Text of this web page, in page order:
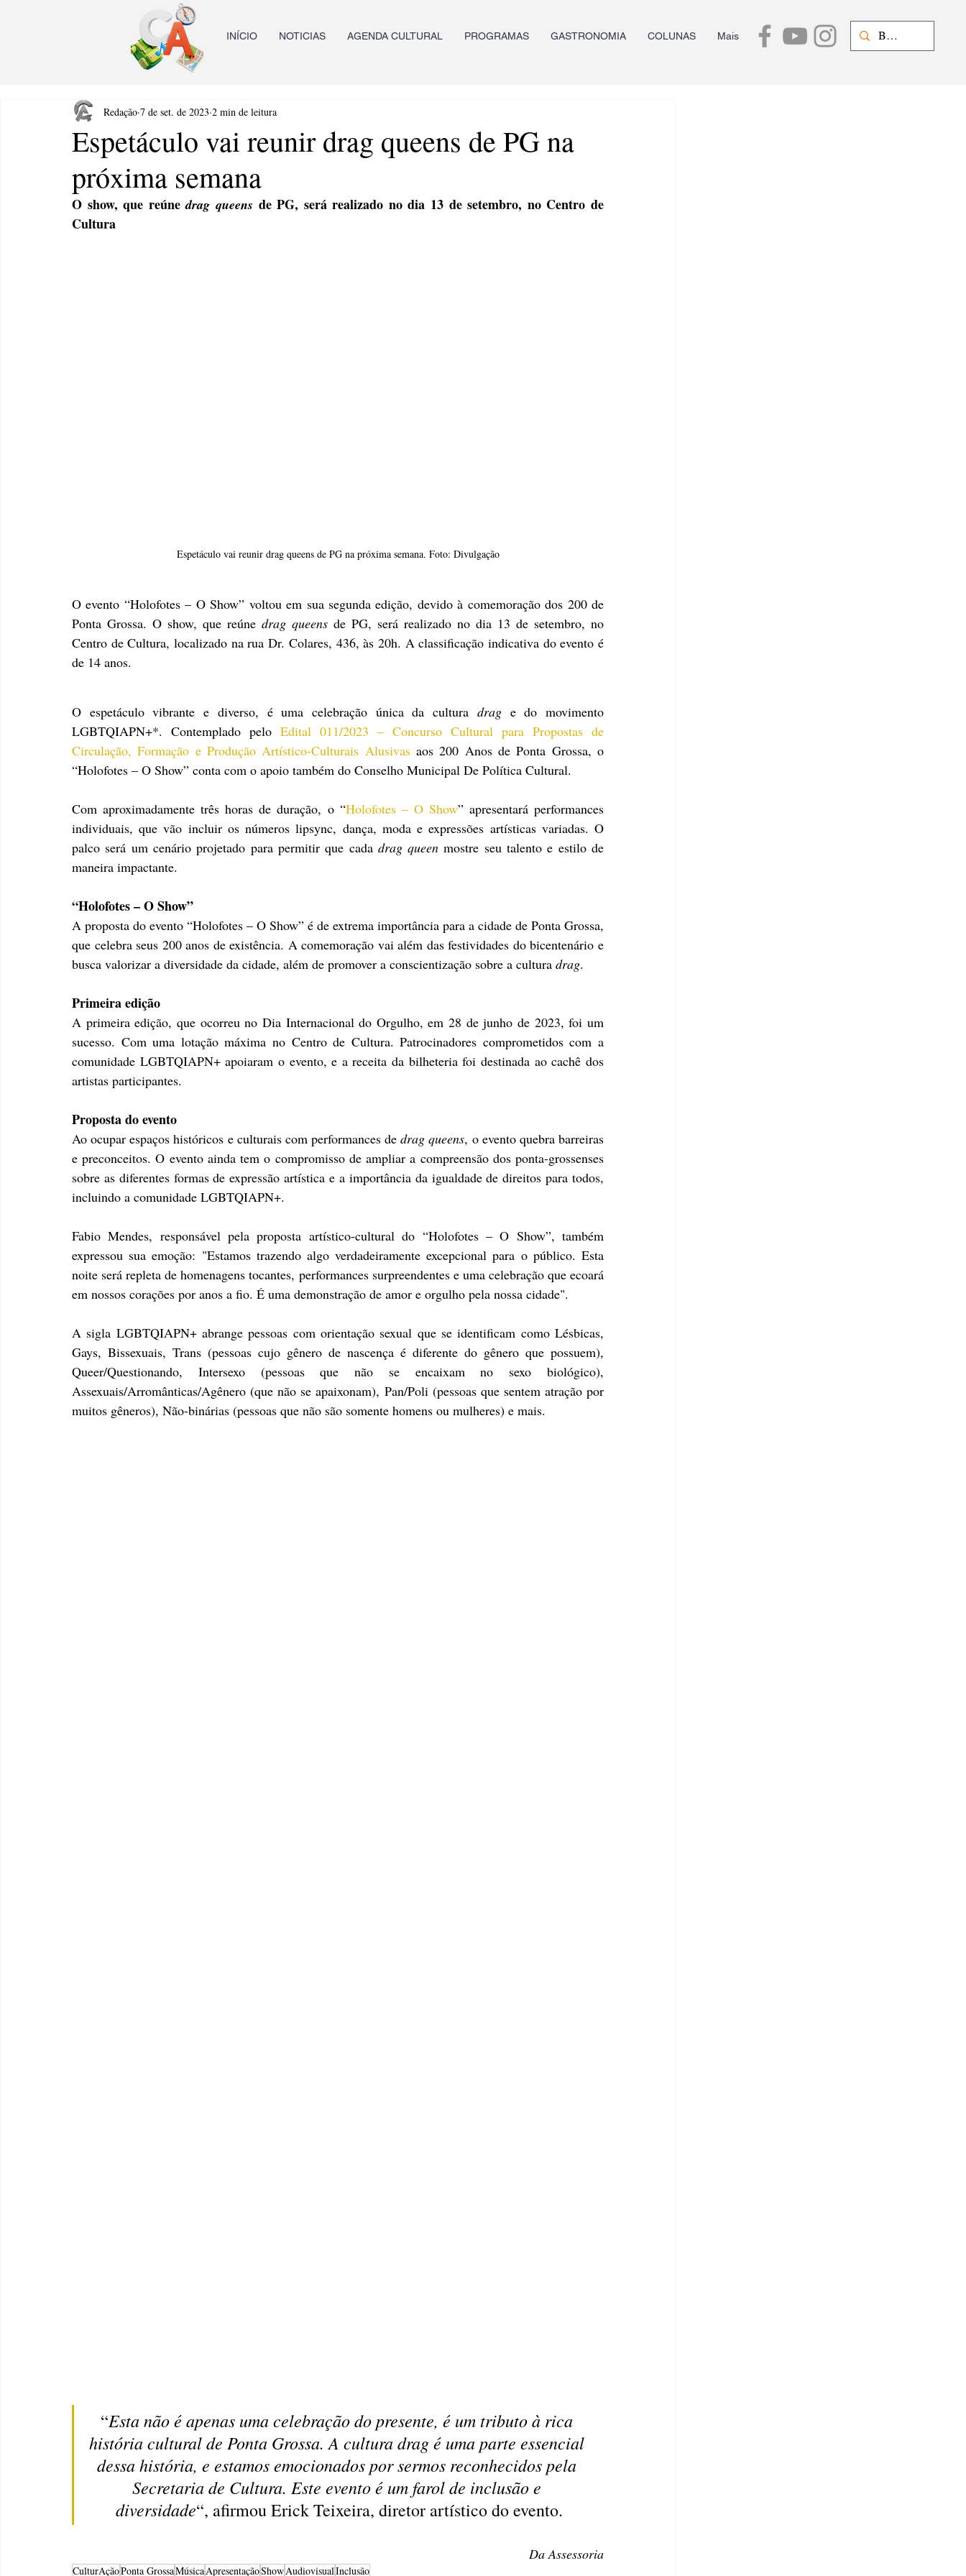
INÍCIO NOTICIAS AGENDA CULTURAL PROGRAMAS GASTRONOMIA COLUNAS Mais
Espetáculo vai reunir drag queens de PG na
próxima semana
Redação 7 de set. de 2023 2 min de leitura
O show, que reúne drag queens de PG, será realizado no dia 13 de setembro, no Centro de
Cultura
Espetáculo vai reunir drag queens de PG na próxima semana. Foto: Divulgação
O evento “Holofotes – O Show” voltou em sua segunda edição, devido à comemoração dos 200 de
Ponta Grossa. O show, que reúne drag queens de PG, será realizado no dia 13 de setembro, no
Centro de Cultura, localizado na rua Dr. Colares, 436, às 20h. A classificação indicativa do evento é
de 14 anos.
O espetáculo vibrante e diverso, é uma celebração única da cultura drag e do movimento
LGBTQIAPN+*. Contemplado pelo Edital 011/2023 – Concurso Cultural para Propostas de
Circulação, Formação e Produção Artístico-Culturais Alusivas aos 200 Anos de Ponta Grossa, o
“Holofotes – O Show” conta com o apoio também do Conselho Municipal De Política Cultural.
Com aproximadamente três horas de duração, o “Holofotes – O Show” apresentará performances
individuais, que vão incluir os números lipsync, dança, moda e expressões artísticas variadas. O
palco será um cenário projetado para permitir que cada drag queen mostre seu talento e estilo de
maneira impactante.
“Holofotes – O Show”
A proposta do evento “Holofotes – O Show” é de extrema importância para a cidade de Ponta Grossa,
que celebra seus 200 anos de existência. A comemoração vai além das festividades do bicentenário e
busca valorizar a diversidade da cidade, além de promover a conscientização sobre a cultura drag.
Primeira edição
A primeira edição, que ocorreu no Dia Internacional do Orgulho, em 28 de junho de 2023, foi um
sucesso. Com uma lotação máxima no Centro de Cultura. Patrocinadores comprometidos com a
comunidade LGBTQIAPN+ apoiaram o evento, e a receita da bilheteria foi destinada ao cachê dos
artistas participantes.
Proposta do evento
Ao ocupar espaços históricos e culturais com performances de drag queens, o evento quebra barreiras
e preconceitos. O evento ainda tem o compromisso de ampliar a compreensão dos ponta-grossenses
sobre as diferentes formas de expressão artística e a importância da igualdade de direitos para todos,
incluindo a comunidade LGBTQIAPN+.
Fabio Mendes, responsável pela proposta artístico-cultural do “Holofotes – O Show”, também
expressou sua emoção: "Estamos trazendo algo verdadeiramente excepcional para o público. Esta
noite será repleta de homenagens tocantes, performances surpreendentes e uma celebração que ecoará
em nossos corações por anos a fio. É uma demonstração de amor e orgulho pela nossa cidade".
A sigla LGBTQIAPN+ abrange pessoas com orientação sexual que se identificam como Lésbicas,
Gays, Bissexuais, Trans (pessoas cujo gênero de nascença é diferente do gênero que possuem),
Queer/Questionando, Intersexo (pessoas que não se encaixam no sexo biológico),
Assexuais/Arromânticas/Agênero (que não se apaixonam), Pan/Poli (pessoas que sentem atração por
muitos gêneros), Não-binárias (pessoas que não são somente homens ou mulheres) e mais.
“Esta não é apenas uma celebração do presente, é um tributo à rica
história cultural de Ponta Grossa. A cultura drag é uma parte essencial
dessa história, e estamos emocionados por sermos reconhecidos pela
Secretaria de Cultura. Este evento é um farol de inclusão e
diversidade“, afirmou Erick Teixeira, diretor artístico do evento.
Da Assessoria
CulturAçãoPonta GrossaMúsicaApresentaçãoShowAudiovisualInclusão